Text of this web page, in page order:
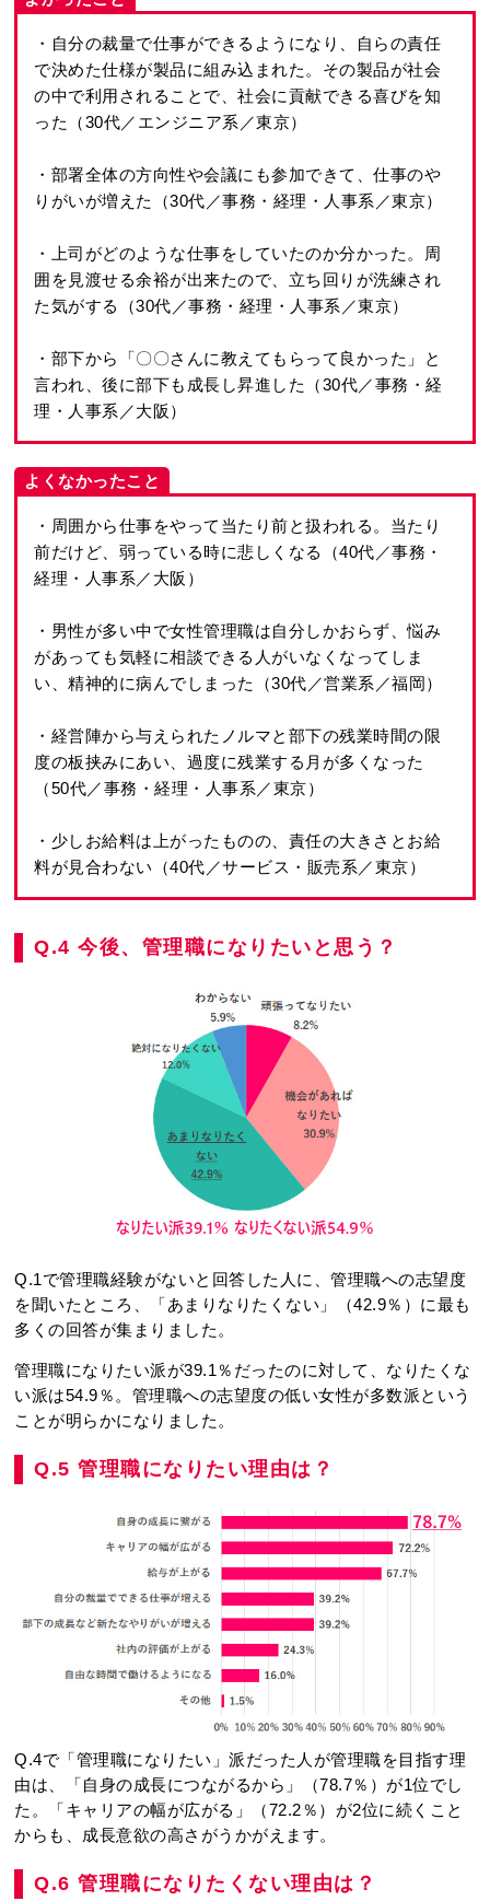
・自分の裁量で仕事ができるようになり、自らの責任
で決めた仕様が製品に組み込まれた。その製品が社会
の中で利用されることで、社会に貢献できる喜びを知
った（30代／エンジニア系／東京）
・部署全体の方向性や会議にも参加できて、仕事のや
りがいが増えた（30代／事務・経理・人事系／東京）
・上司がどのような仕事をしていたのか分かった。周
囲を見渡せる余裕が出来たので、立ち回りが洗練され
た気がする（30代／事務・経理・人事系／東京）
・部下から「〇〇さんに教えてもらって良かった」と
言われ、後に部下も成長し昇進した（30代／事務・経
理・人事系／大阪）
よくなかったこと
・周囲から仕事をやって当たり前と扱われる。当たり
前だけど、弱っている時に悲しくなる（40代／事務・
経理・人事系／大阪）
・男性が多い中で女性管理職は自分しかおらず、悩み
があっても気軽に相談できる人がいなくなってしま
い、精神的に病んでしまった（30代／営業系／福岡）
・経営陣から与えられたノルマと部下の残業時間の限
度の板挟みにあい、過度に残業する月が多くなった
（50代／事務・経理・人事系／東京）
・少しお給料は上がったものの、責任の大きさとお給
料が見合わない（40代／サービス・販売系／東京）
Q.4 今後、管理職になりたいと思う？
Q.1で管理職経験がないと回答した人に、管理職への志望度
を聞いたところ、「あまりなりたくない」（42.9％）に最も
多くの回答が集まりました。
管理職になりたい派が39.1％だったのに対して、なりたくな
い派は54.9％。管理職への志望度の低い女性が多数派という
ことが明らかになりました。
Q.5 管理職になりたい理由は？
Q.4で「管理職になりたい」派だった人が管理職を目指す理
由は、「自身の成長につながるから」（78.7％）が1位でし
た。「キャリアの幅が広がる」（72.2％）が2位に続くこと
からも、成長意欲の高さがうかがえます。
Q.6 管理職になりたくない理由は？